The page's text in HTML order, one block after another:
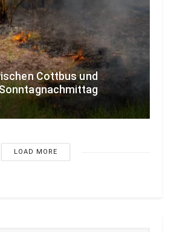
Cottbus und
LOAD MORE